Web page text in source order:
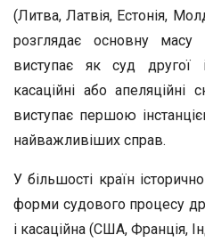
(Литва, Латвія, Естонія,
розглядає основну
виступає як суд другої
касаційні або апеляційні
виступає першою
найважливіших справ.
У більшості країн
форми судового процесу
і касаційна (США, Франція,